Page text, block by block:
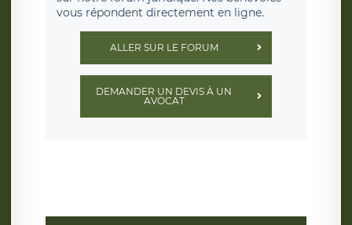
vous répondent directement en ligne.
ALLER SUR LE FORUM
DEMANDER UN DEVIS À UN
AVOCAT